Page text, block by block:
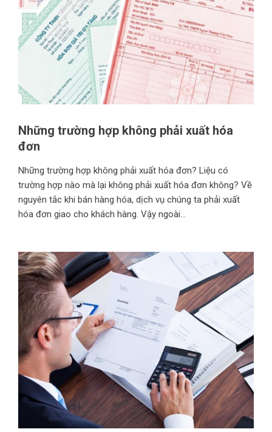
Những trường hợp không phải xuất hóa
đơn
Những trường hợp không phải xuất hóa đơn? Liệu có
trường hợp nào mà lại không phải xuất hóa đơn không? Về
nguyên tắc khi bán hàng hóa, dịch vụ chúng ta phải xuất
hóa đơn giao cho khách hàng. Vậy ngoài...